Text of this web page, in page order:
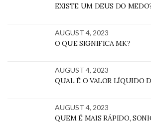
EXISTE UM DEUS DO
AUGUST 4, 2023
O QUE SIGNIFICA MK?
AUGUST 4, 2023
QUAL É O VALOR LÍQUIDO
AUGUST 4, 2023
QUEM É MAIS RÁPIDO,